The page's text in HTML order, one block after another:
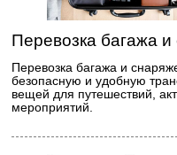
Перевозка багажа
Перевозка багажа и
безопасную и удобную
вещей для путешествий,
мероприятий.